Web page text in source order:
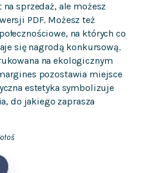
sprzedaż, ale możesz
PDF. Możesz też
na których co
się nagrodą konkursową.
na ekologicznym
pozostawia miejsce
estetyka symbolizuje
do jakiego zaprasza